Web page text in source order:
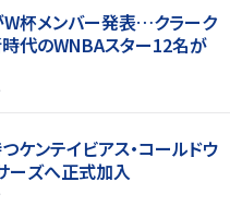
杯メンバー発表…クラーク
代のWNBAスター12名が
ケンテイビアス・コールドウ
ーズへ正式加入